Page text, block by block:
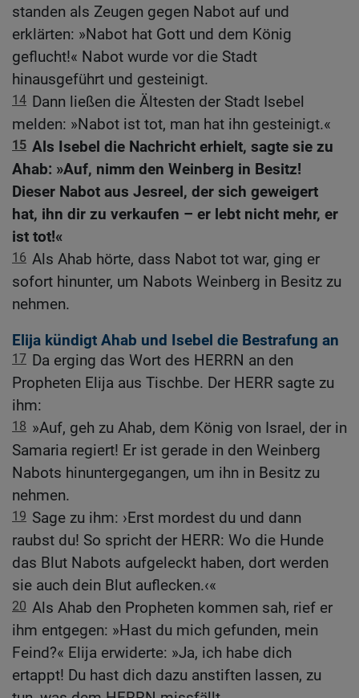
standen als Zeugen gegen Nabot auf und
erklärten: »Nabot hat Gott und dem König
geflucht!« Nabot wurde vor die Stadt
hinausgeführt und gesteinigt.
14 Dann ließen die Ältesten der Stadt Isebel
melden: »Nabot ist tot, man hat ihn gesteinigt.«
15 Als Isebel die Nachricht erhielt, sagte sie zu
Ahab: »Auf, nimm den Weinberg in Besitz!
Dieser Nabot aus Jesreel, der sich geweigert
hat, ihn dir zu verkaufen – er lebt nicht mehr, er
ist tot!«
16 Als Ahab hörte, dass Nabot tot war, ging er
sofort hinunter, um Nabots Weinberg in Besitz zu
nehmen.
Elija kündigt Ahab und Isebel die Bestrafung an
17 Da erging das Wort des HERRN an den
Propheten Elija aus Tischbe. Der HERR sagte zu
ihm:
18 »Auf, geh zu Ahab, dem König von Israel, der in
Samaria regiert! Er ist gerade in den Weinberg
Nabots hinuntergegangen, um ihn in Besitz zu
nehmen.
19 Sage zu ihm: ›Erst mordest du und dann
raubst du! So spricht der HERR: Wo die Hunde
das Blut Nabots aufgeleckt haben, dort werden
sie auch dein Blut auflecken.‹«
20 Als Ahab den Propheten kommen sah, rief er
ihm entgegen: »Hast du mich gefunden, mein
Feind?« Elija erwiderte: »Ja, ich habe dich
ertappt! Du hast dich dazu anstiften lassen, zu